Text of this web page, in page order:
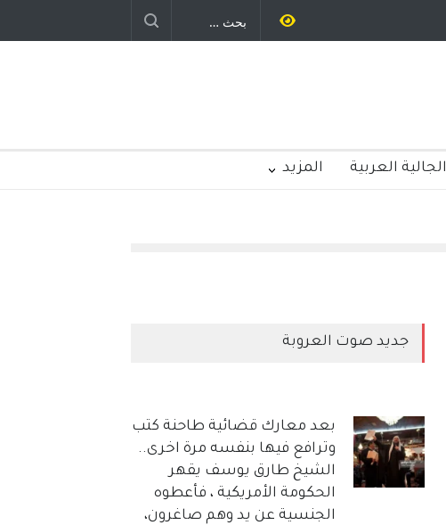
الجالية العربية المزيد
جديد صوت العروبة
بعد معارك قضائية طاحنة كتب
وترافع فيها بنفسه مرة اخرى..
الشيخ طارق يوسف يقهر
الحكومة الأمريكية ، فأعطوه
الجنسية عن يد وهم صاغرون،